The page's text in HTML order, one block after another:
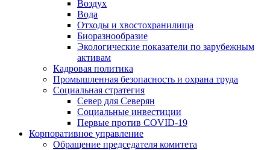
Воздух
Вода
Отходы и хвостохранилища
Биоразнообразие
Экологические показатели по зарубежным
активам
Кадровая политика
Промышленная безопасность и охрана труда
Социальная стратегия
Север для Северян
Социальные инвестиции
Первые против COVID‑19
Корпоративное управление
Обращение председателя комитета